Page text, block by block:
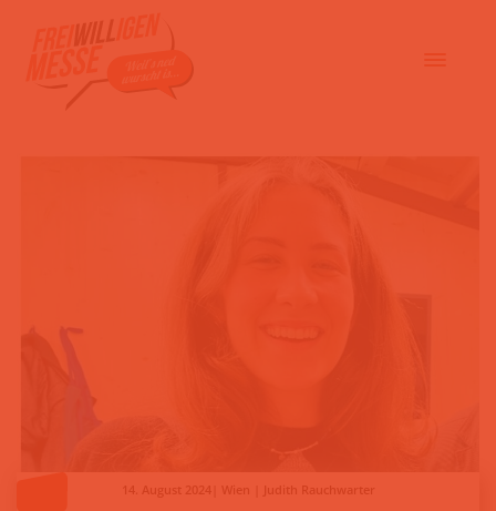
14. August 2024| Wien | Judith Rauchwarter